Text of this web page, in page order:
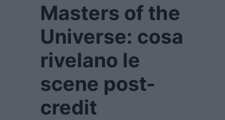
Masters of the
Universe: cosa
rivelano le
scene post-
credit